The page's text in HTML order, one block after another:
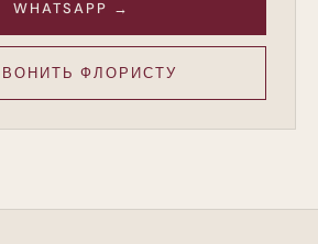
WHATSAPP →
ФЛОРИСТУ